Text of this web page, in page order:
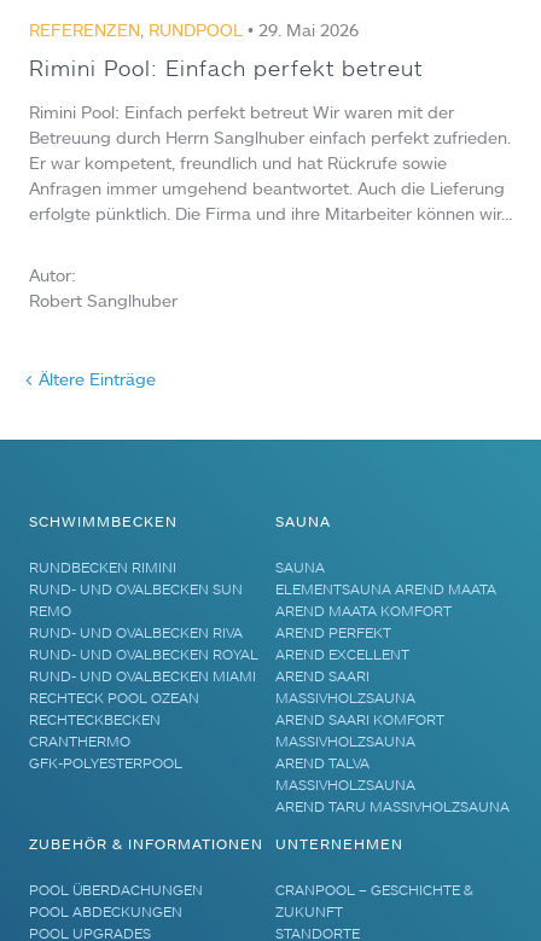
REFERENZEN RUNDPOOL • 29. Mai 2026
Rimini Pool: Einfach perfekt betreut
Rimini Pool: Einfach perfekt betreut Wir waren mit der
Betreuung durch Herrn Sanglhuber einfach perfekt zufrieden.
Er war kompetent, freundlich und hat Rückrufe sowie
Anfragen immer umgehend beantwortet. Auch die Lieferung
erfolgte pünktlich. Die Firma und ihre Mitarbeiter können wir…
Autor:
Robert Sanglhuber
< Ältere Einträge
SCHWIMMBECKEN
RUNDBECKEN RIMINI
RUND- UND OVALBECKEN SUN
REMO
RUND- UND OVALBECKEN RIVA
RUND- UND OVALBECKEN ROYAL
RUND- UND OVALBECKEN MIAMI
RECHTECK POOL OZEAN
RECHTECKBECKEN
CRANTHERMO
GFK-POLYESTERPOOL
SAUNA
SAUNA
ELEMENTSAUNA AREND MAATA
AREND MAATA KOMFORT
AREND PERFEKT
AREND EXCELLENT
AREND SAARI
MASSIVHOLZSAUNA
AREND SAARI KOMFORT
MASSIVHOLZSAUNA
AREND TALVA
MASSIVHOLZSAUNA
AREND TARU MASSIVHOLZSAUNA
ZUBEHÖR & INFORMATIONEN
POOL ÜBERDACHUNGEN
POOL ABDECKUNGEN
POOL UPGRADES
UNTERNEHMEN
CRANPOOL – GESCHICHTE &
ZUKUNFT
STANDORTE